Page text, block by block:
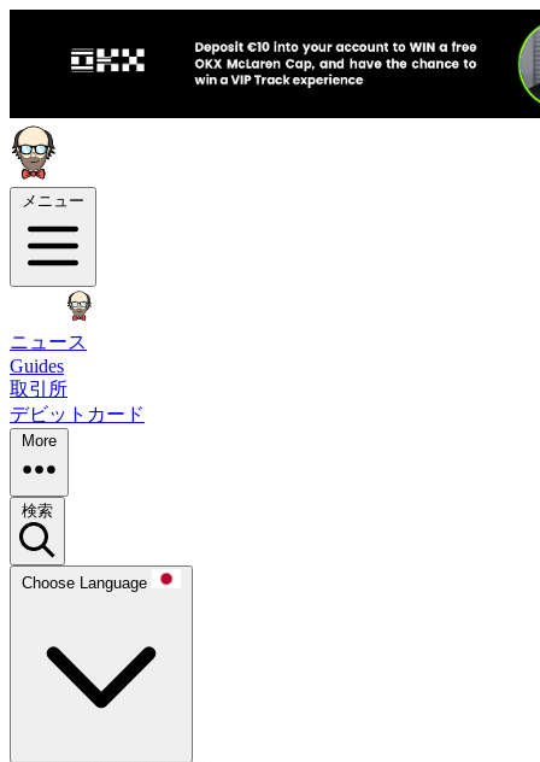
メニュー
ニュース
Guides
取引所
デビットカード
More
検索
Choose Language